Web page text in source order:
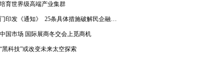
育世界级高端产业集群
八部门印发《通知》 25条具体措施破解民企融资难题
国市场 国际展商冬交会上觅商机
黑科技”或改变未来太空探索